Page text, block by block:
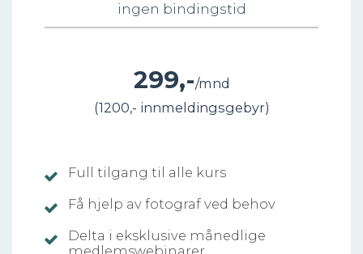
ingen bindingstid
299,-/mnd
(1200,- innmeldingsgebyr)
Full tilgang til alle kurs
Få hjelp av fotograf ved behov
Delta i eksklusive månedlige